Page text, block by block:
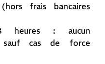
frais bancaires
heures : aucun
sauf cas de force